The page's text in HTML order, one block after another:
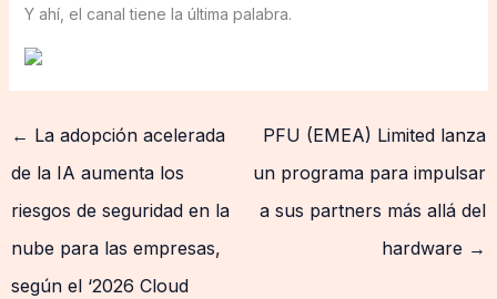
Y ahí, el canal tiene la última palabra.
← La adopción acelerada
de la IA aumenta los
riesgos de seguridad en la
nube para las empresas,
según el ‘2026 Cloud
PFU (EMEA) Limited lanza
un programa para impulsar
a sus partners más allá del
hardware →